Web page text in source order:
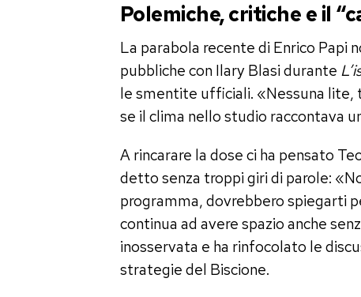
Polemiche, critiche e il
La parabola recente di Enrico Papi
pubbliche con Ilary Blasi durante
le smentite ufficiali. «Nessuna lite,
se il clima nello studio raccontava
A rincarare la dose ci ha pensato
detto senza troppi giri di parole:
programma, dovrebbero spiegarti
continua ad avere spazio anche
inosservata e ha rinfocolato le
strategie del Biscione.